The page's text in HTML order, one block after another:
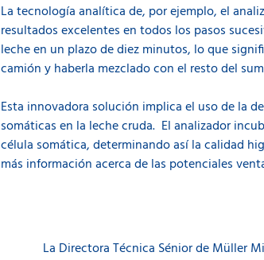
La tecnología analítica de, por ejemplo, el
resultados excelentes en todos los pasos
leche en un plazo de diez minutos, lo que
camión y haberla mezclado con el resto del
Esta innovadora solución implica el uso de la
somáticas en la leche cruda. El analizador
célula somática, determinando así la calidad
más información acerca de las potenciales
La Directora Técnica Sénior de Müller